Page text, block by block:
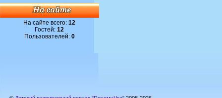
На сайте всего:12
Гостей:12
Пользователей: 0